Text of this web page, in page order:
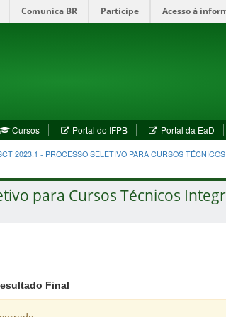
Comunica BR Participe Acesso à
Cursos Portal do IFPB(abre
em
nova
Portal da EaD
em
2023.1 - PROCESSO SELETIVO PARA CURSOS
para Cursos Técnicos
Final